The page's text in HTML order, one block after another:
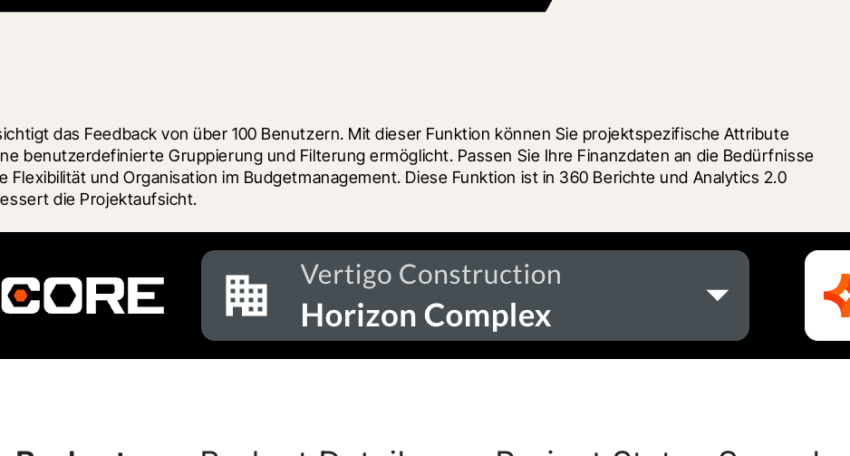
das Feedback von über 100 Benutzern. Mit dieser Funktion können Sie projektspezifische Attribute
benutzerdefinierte Gruppierung und Filterung ermöglicht. Passen Sie Ihre Finanzdaten an die Bedürfnisse
und Organisation im Budgetmanagement. Diese Funktion ist in 360 Berichte und Analytics 2.0
die Projektaufsicht.